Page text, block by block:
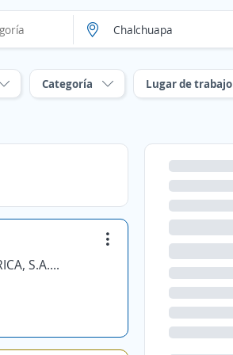
Categoría Lugar de trabajo
SHERWIN WILLIAMS DE CENTROAMERICA, S.A. DE C.V.